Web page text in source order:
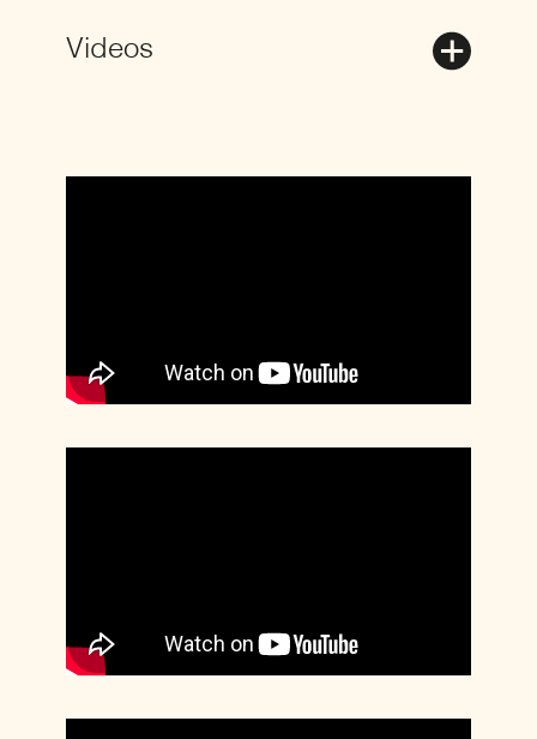
Videos